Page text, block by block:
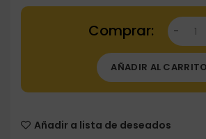
Dartstore Puntas
AÑADIR AL CARRITO
Añadir a lista de deseados